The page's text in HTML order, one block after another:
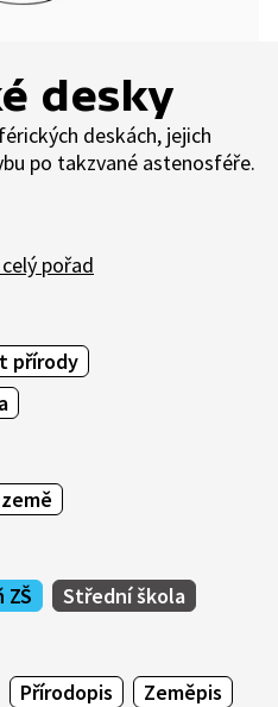
desky
deskách, jejich
po takzvané astenosféře.
pořad
přírody
ZŠ Střední škola
Přírodopis
Zeměpis